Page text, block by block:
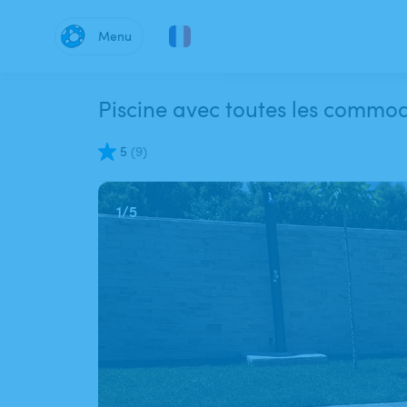
Menu
Piscine avec toutes les
5 (9)
1/5